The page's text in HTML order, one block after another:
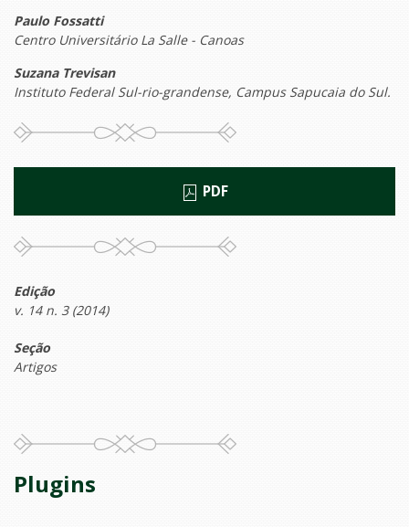
Paulo Fossatti
Centro Universitário La Salle - Canoas
Suzana Trevisan
Instituto Federal Sul-rio-grandense, Campus Sapucaia do Sul.
PDF
Edição
v. 14 n. 3 (2014)
Seção
Artigos
Plugins